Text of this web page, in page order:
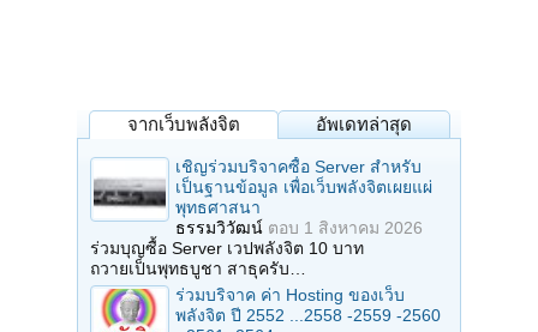
จากเว็บพลังจิต อัพเดทล่าสุด
เชิญร่วมบริจาคซื้อ Server สำหรับ
เป็นฐานข้อมูล เพื่อเว็บพลังจิตเผยแผ่
พุทธศาสนา
ธรรมวิวัฒน์ ตอบ 1 สิงหาคม 2026
ร่วมบุญซื้อ Server เวปพลังจิต 10 บาท
ถวายเป็นพุทธบูชา สาธุครับ…
ร่วมบริจาค ค่า Hosting ของเว็บ
พลังจิต ปี 2552 ...2558 -2559 -2560